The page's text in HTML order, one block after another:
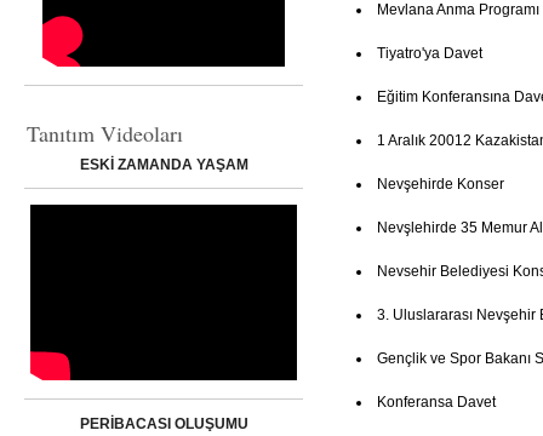
Tanıtım Videoları
ESKİ ZAMANDA YAŞAM
PERİBACASI OLUŞUMU
Mevlana Anma Programı
Tiyatro'ya Davet
Eğitim Konferansına
1 Aralık 20012
Nevşehirde Konser
Nevşlehirde 35 Memur
Nevsehir Belediyesi
3. Uluslararası Nevşehir
Gençlik ve Spor Bakanı
Konferansa Davet